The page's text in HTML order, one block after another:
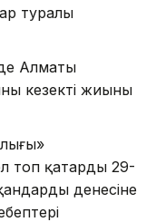
туралы
де Алматы
кезекті жиыны
қаңтардың 29-
денесіне